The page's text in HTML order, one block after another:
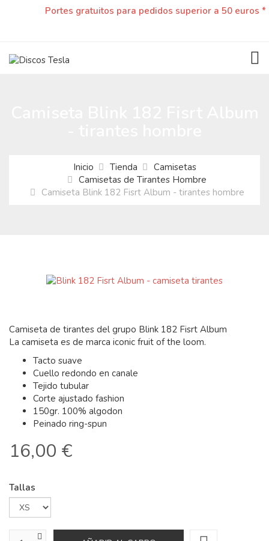
Portes gratuitos para pedidos superior a 50 euros *
Inicio Tienda
Camisetas
Camisetas de Tirantes Hombre
Camiseta Blink 182 Fisrt Album - tirantes hombre
Camiseta de tirantes del grupo Blink 182 Fisrt Album
La camiseta es de marca iconic fruit of the loom.
Tacto suave
Cuello redondo en canale
Tejido tubular
Corte ajustado fashion
150gr. 100% algodon
Peinado ring-spun
16,00 €
Tallas